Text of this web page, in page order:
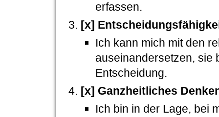
erfassen.
[x]
Ich kann mich mit den
auseinandersetzen, sie
Entscheidung.
[x] Ganzheitliches
Ich bin in der Lage, bei